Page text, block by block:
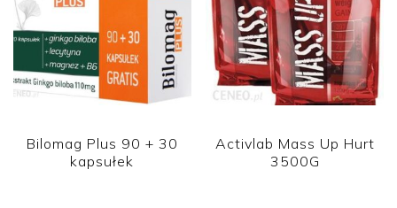
Bilomag Plus 90 + 30
kapsułek
Activlab Mass Up Hurt
3500G